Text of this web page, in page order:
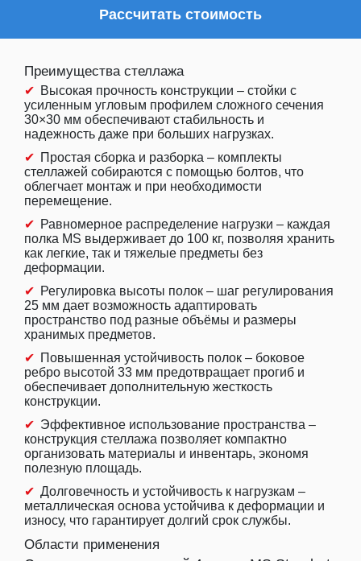
Рассчитать стоимость
Преимущества стеллажа
Высокая прочность конструкции – стойки с
усиленным угловым профилем сложного сечения
30×30 мм обеспечивают стабильность и
надежность даже при больших нагрузках.
Простая сборка и разборка – комплекты
стеллажей собираются с помощью болтов, что
облегчает монтаж и при необходимости
перемещение.
Равномерное распределение нагрузки – каждая
полка MS выдерживает до 100 кг, позволяя хранить
как легкие, так и тяжелые предметы без
деформации.
Регулировка высоты полок – шаг регулирования
25 мм дает возможность адаптировать
пространство под разные объёмы и размеры
хранимых предметов.
Повышенная устойчивость полок – боковое
ребро высотой 33 мм предотвращает прогиб и
обеспечивает дополнительную жесткость
конструкции.
Эффективное использование пространства –
конструкция стеллажа позволяет компактно
организовать материалы и инвентарь, экономя
полезную площадь.
Долговечность и устойчивость к нагрузкам –
металлическая основа устойчива к деформации и
износу, что гарантирует долгий срок службы.
Области применения